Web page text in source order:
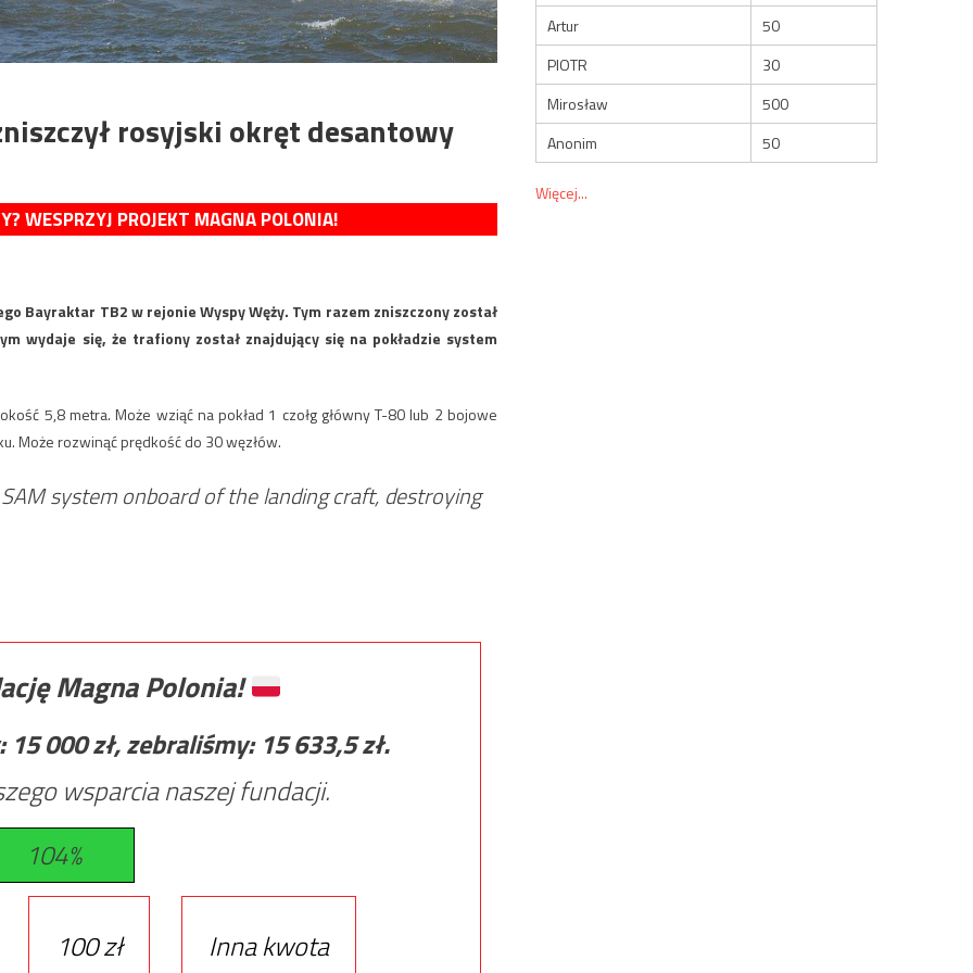
rosyjski okręt desantowy
WESPRZYJ PROJEKT MAGNA POLONIA!
Bayraktar TB2 w rejonie Wyspy Węży. Tym razem zniszczony został
wydaje się, że trafiony został znajdujący się na pokładzie system
5,8 metra. Może wziąć na pokład 1 czołg główny T-80 lub 2 bojowe
Może rozwinąć prędkość do 30 węzłów.
system onboard of the landing craft, destroying
Magna Polonia!
15 000zł, zebraliśmy: 15 633,5zł.
wsparcia naszej fundacji.
104%
100 zł Inna kwota
Artur
50
PIOTR
30
Mirosław
500
Anonim
50
Więcej...